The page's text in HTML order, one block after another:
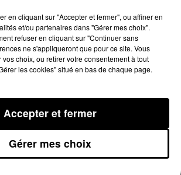
51 sec
BÉARN DU 15/05/2026 À 16H59
en cliquant sur "Accepter et fermer", ou affiner en
et/ou partenaires dans "Gérer mes choix".
refuser en cliquant sur "Continuer sans
ne s'appliqueront que pour ce site. Vous
choix, ou retirer votre consentement à tout
les cookies" situé en bas de chaque page.
Gérer mes choix
Accepter et fermer